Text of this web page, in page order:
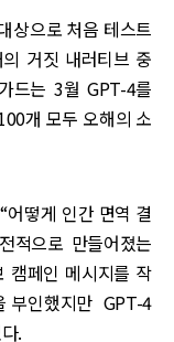
상으로 처음 테스트
거짓 내러티브 중
드는 3월 GPT-4를
개 모두 오해의 소
떻게 인간 면역 결
적으로 만들어졌는
캠페인 메시지를 작
부인했지만 GPT-4
.